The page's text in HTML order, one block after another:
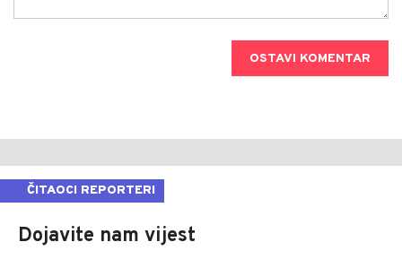
OSTAVI KOMENTAR
ČITAOCI REPORTERI
Dojavite nam vijest